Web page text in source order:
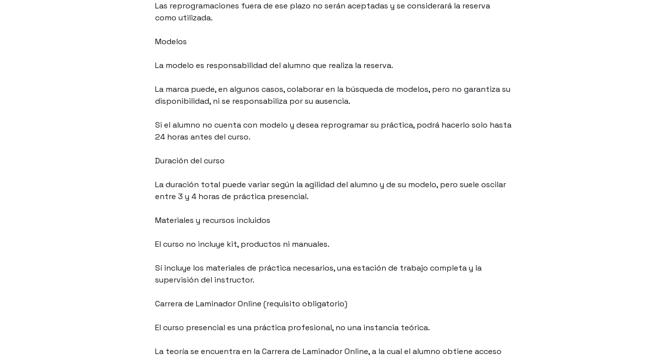
Las reprogramaciones fuera de ese plazo no serán aceptadas y se considerará la reserva
como utilizada.
Modelos
La modelo es responsabilidad del alumno que realiza la reserva.
La marca puede, en algunos casos, colaborar en la búsqueda de modelos, pero no garantiza su
disponibilidad, ni se responsabiliza por su ausencia.
Si el alumno no cuenta con modelo y desea reprogramar su práctica, podrá hacerlo solo hasta
24 horas antes del curso.
Duración del curso
La duración total puede variar según la agilidad del alumno y de su modelo, pero suele oscilar
entre 3 y 4 horas de práctica presencial.
Materiales y recursos incluidos
El curso no incluye kit, productos ni manuales.
Sí incluye los materiales de práctica necesarios, una estación de trabajo completa y la
supervisión del instructor.
Carrera de Laminador Online (requisito obligatorio)
El curso presencial es una práctica profesional, no una instancia teórica.
La teoría se encuentra en la Carrera de Laminador Online, a la cual el alumno obtiene acceso